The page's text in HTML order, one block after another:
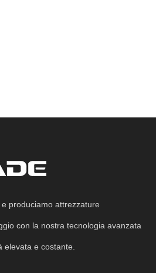
produciamo attrezzature
con la nostra tecnologia avanzata
e costante.